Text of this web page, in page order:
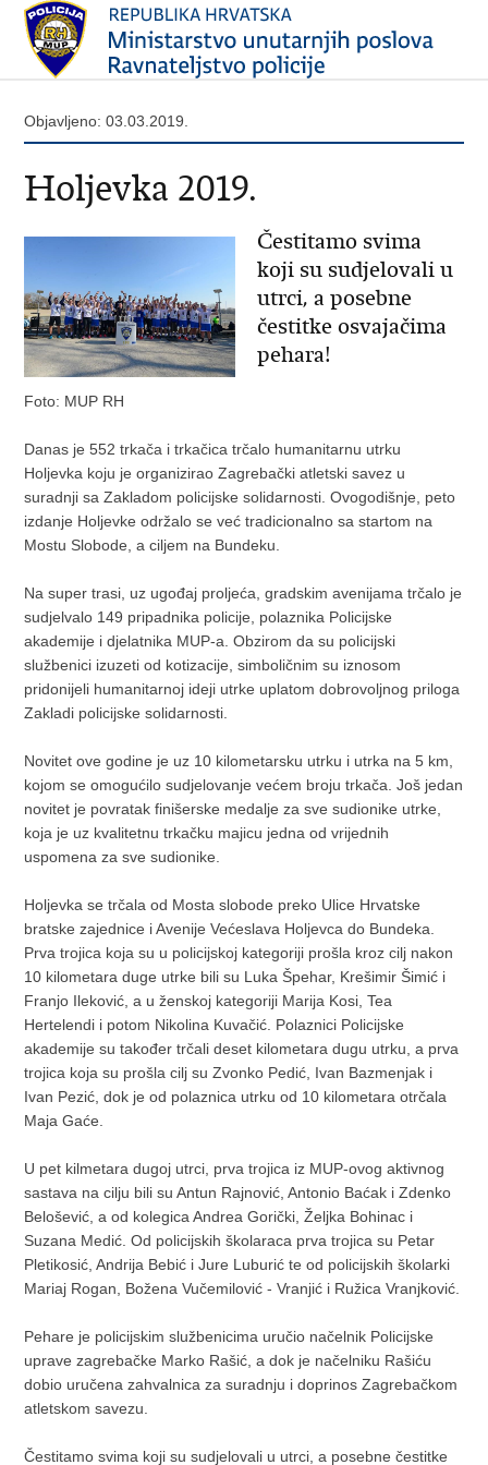
Objavljeno: 03.03.2019.
Holjevka 2019.
Čestitamo svima
koji su sudjelovali u
utrci, a posebne
čestitke osvajačima
pehara!
Foto: MUP RH
Danas je 552 trkača i trkačica trčalo humanitarnu utrku
Holjevka koju je organizirao Zagrebački atletski savez u
suradnji sa Zakladom policijske solidarnosti. Ovogodišnje, peto
izdanje Holjevke održalo se već tradicionalno sa startom na
Mostu Slobode, a ciljem na Bundeku.
Na super trasi, uz ugođaj proljeća, gradskim avenijama trčalo je
sudjelvalo 149 pripadnika policije, polaznika Policijske
akademije i djelatnika MUP-a. Obzirom da su policijski
službenici izuzeti od kotizacije, simboličnim su iznosom
pridonijeli humanitarnoj ideji utrke uplatom dobrovoljnog priloga
Zakladi policijske solidarnosti.
Novitet ove godine je uz 10 kilometarsku utrku i utrka na 5 km,
kojom se omogućilo sudjelovanje većem broju trkača. Još jedan
novitet je povratak finišerske medalje za sve sudionike utrke,
koja je uz kvalitetnu trkačku majicu jedna od vrijednih
uspomena za sve sudionike.
Holjevka se trčala od Mosta slobode preko Ulice Hrvatske
bratske zajednice i Avenije Većeslava Holjevca do Bundeka.
Prva trojica koja su u policijskoj kategoriji prošla kroz cilj nakon
10 kilometara duge utrke bili su Luka Špehar, Krešimir Šimić i
Franjo Ileković, a u ženskoj kategoriji Marija Kosi, Tea
Hertelendi i potom Nikolina Kuvačić. Polaznici Policijske
akademije su također trčali deset kilometara dugu utrku, a prva
trojica koja su prošla cilj su Zvonko Pedić, Ivan Bazmenjak i
Ivan Pezić, dok je od polaznica utrku od 10 kilometara otrčala
Maja Gaće.
U pet kilmetara dugoj utrci, prva trojica iz MUP-ovog aktivnog
sastava na cilju bili su Antun Rajnović, Antonio Baćak i Zdenko
Belošević, a od kolegica Andrea Gorički, Željka Bohinac i
Suzana Medić. Od policijskih školaraca prva trojica su Petar
Pletikosić, Andrija Bebić i Jure Luburić te od policijskih školarki
Mariaj Rogan, Božena Vučemilović - Vranjić i Ružica Vranjković.
Pehare je policijskim službenicima uručio načelnik Policijske
uprave zagrebačke Marko Rašić, a dok je načelniku Rašiću
dobio uručena zahvalnica za suradnju i doprinos Zagrebačkom
atletskom savezu.
Čestitamo svima koji su sudjelovali u utrci, a posebne čestitke